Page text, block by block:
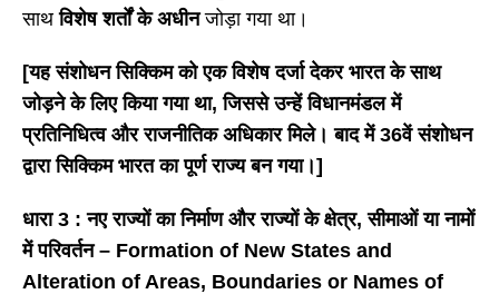
साथविशेष शर्तों के अधीनजोड़ा गया था।
[यह संशोधन सिक्किम को एक विशेष दर्जा देकर भारत के साथ
जोड़ने के लिए किया गया था, जिससे उन्हें विधानमंडल में
प्रतिनिधित्व और राजनीतिक अधिकार मिले। बाद में 36वें संशोधन
द्वारा सिक्किम भारत का पूर्ण राज्य बन गया।]
धारा 3 : नए राज्यों का निर्माण और राज्यों के क्षेत्र, सीमाओं या नामों
में परिवर्तन – Formation of New States and
Alteration of Areas, Boundaries or Names of